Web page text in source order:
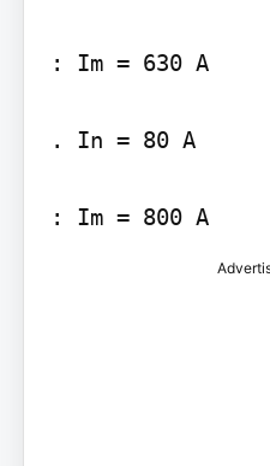
: Im = 630 A
. In = 80 A
: Im = 800 A